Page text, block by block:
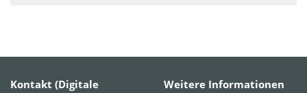
Kontakt (Digitale
Weitere Informationen